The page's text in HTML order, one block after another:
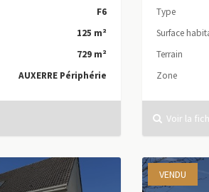
F6
125 m²
729 m²
AUXERRE Périphérie
Type
Surface
Terrain
Zone
Voir la
VENDU